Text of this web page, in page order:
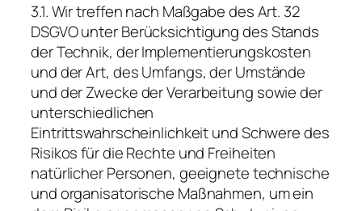
3.1. Wir treffen nach Maßgabe des Art. 32
DSGVO unter Berücksichtigung des Stands
der Technik, der Implementierungskosten
und der Art, des Umfangs, der Umstände
und der Zwecke der Verarbeitung sowie der
unterschiedlichen
Eintrittswahrscheinlichkeit und Schwere des
Risikos für die Rechte und Freiheiten
natürlicher Personen, geeignete technische
und organisatorische Maßnahmen, um ein